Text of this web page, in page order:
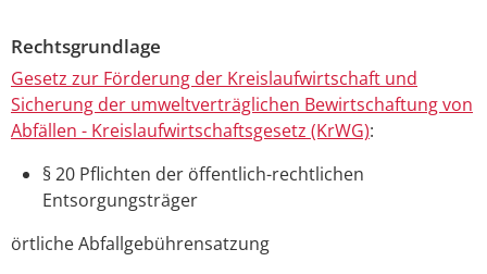
Rechtsgrundlage
Gesetz zur Förderung der Kreislaufwirtschaft und
Sicherung der umweltverträglichen Bewirtschaftung von
Abfällen - Kreislaufwirtschaftsgesetz (KrWG):
§ 20 Pflichten der öffentlich-rechtlichen
Entsorgungsträger
örtliche Abfallgebührensatzung